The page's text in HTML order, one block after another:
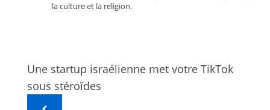
la culture et la religion.
Une startup israélienne met votre TikTok
sous stéroïdes